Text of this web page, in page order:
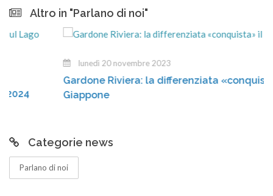
Altro in "Parlano di noi"
lunedì 20 novembre 2023
Gardone Riviera: la differenziata «conquista» il
Giappone
Categorie news
Parlano di noi